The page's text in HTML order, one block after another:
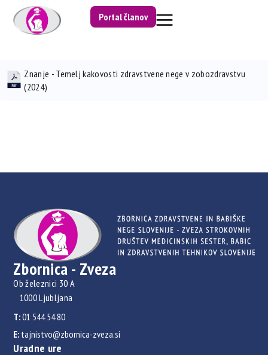
Portal članov
Znanje - Temelj kakovosti zdravstvene nege v zobozdravstvu
(2024)
Zbornica - Zveza
Ob železnici 30 A
1000 Ljubljana
T:01 544 54 80
E: tajnistvo@zbornica-zveza.si
Uradne ure